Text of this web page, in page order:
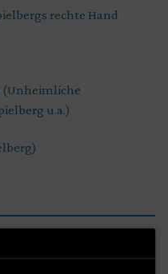
rechte Hand
(Unheimliche
u.a.)